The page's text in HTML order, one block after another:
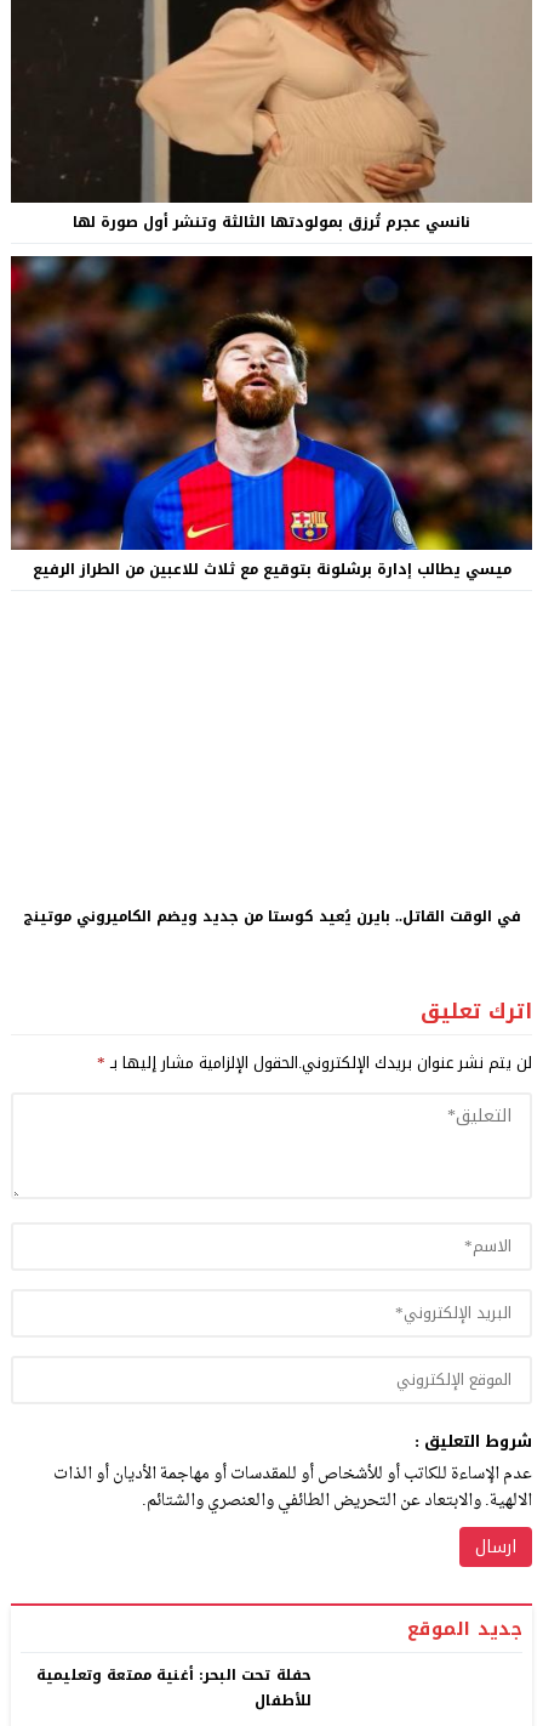
نانسي عجرم تُرزق بمولودتها الثالثة وتنشر أول صورة لها
ميسي يطالب إدارة برشلونة بتوقيع مع ثلاث للاعبين من الطراز الرفيع
في الوقت القاتل.. بايرن يُعيد كوستا من جديد ويضم الكاميروني موتينج
اترك تعليق
لن يتم نشر عنوان بريدك الإلكتروني.الحقول الإلزامية مشار إليها بـ*
شروط التعليق :
عدم الإساءة للكاتب أو للأشخاص أو للمقدسات أو مهاجمة الأديان أو الذات
الالهية. والابتعاد عن التحريض الطائفي والعنصري والشتائم.
جديد الموقع
حفلة تحت البحر: أغنية ممتعة وتعليمية
للأطفال